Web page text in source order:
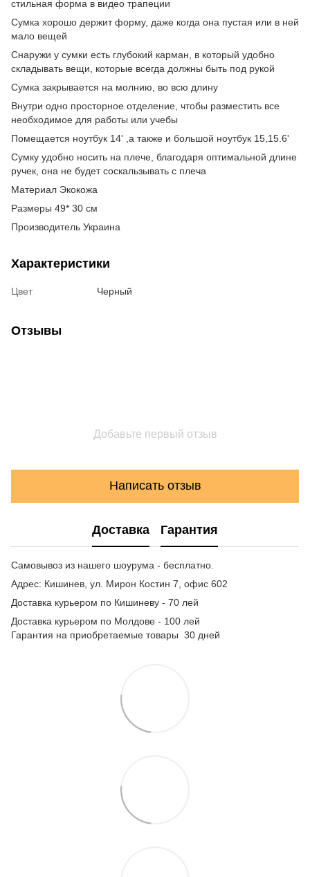
стильная форма в видео трапеции
Сумка хорошо держит форму, даже когда она пустая или в ней
мало вещей
Снаружи у сумки есть глубокий карман, в который удобно
складывать вещи, которые всегда должны быть под рукой
Сумка закрывается на молнию, во всю длину
Внутри одно просторное отделение, чтобы разместить все
необходимое для работы или учебы
Помещается ноутбук 14' ,а также и большой ноутбук 15,15.6'
Сумку удобно носить на плече, благодаря оптимальной длине
ручек, она не будет соскальзывать с плеча
Материал Экокожа
Размеры 49* 30 см
Производитель Украина
Характеристики
Цвет Черный
Отзывы
Добавьте первый отзыв
Написать отзыв
Доставка Гарантия
Самовывоз из нашего шоурума - бесплатно.
Адрес: Кишинев, ул. Мирон Костин 7, офис 602
Доставка курьером по Кишиневу - 70 лей
Доставка курьером по Молдове - 100 лей
Гарантия на приобретаемые товары 30 дней